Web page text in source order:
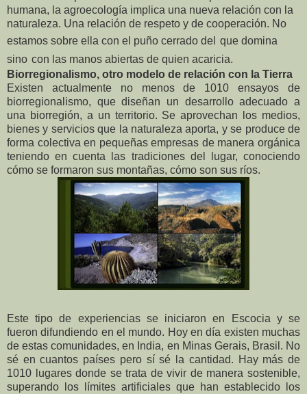
humana, la agroecología implica una nueva relación con la
naturaleza. Una relación de respeto y de cooperación. No
estamos sobre ella con el puño cerrado del que domina
sino con las manos abiertas de quien acaricia.
Biorregionalismo, otro modelo de relación con la Tierra
Existen actualmente no menos de 1010 ensayos de
biorregionalismo, que diseñan un desarrollo adecuado a
una biorregión, a un territorio. Se aprovechan los medios,
bienes y servicios que la naturaleza aporta, y se produce de
forma colectiva en pequeñas empresas de manera orgánica
teniendo en cuenta las tradiciones del lugar, conociendo
cómo se formaron sus montañas, cómo son sus ríos.
Este tipo de experiencias se iniciaron en Escocia y se
fueron difundiendo en el mundo. Hoy en día existen muchas
de estas comunidades, en India, en Minas Gerais, Brasil. No
sé en cuantos países pero sí sé la cantidad. Hay más de
1010 lugares donde se trata de vivir de manera sostenible,
superando los límites artificiales que han establecido los